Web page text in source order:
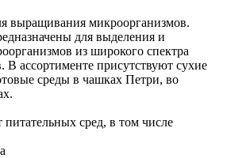
выращивания микроорганизмов.
для выделения и
из широкого спектра
В ассортименте присутствуют сухие
среды в чашках Петри, во
сред, в том числе